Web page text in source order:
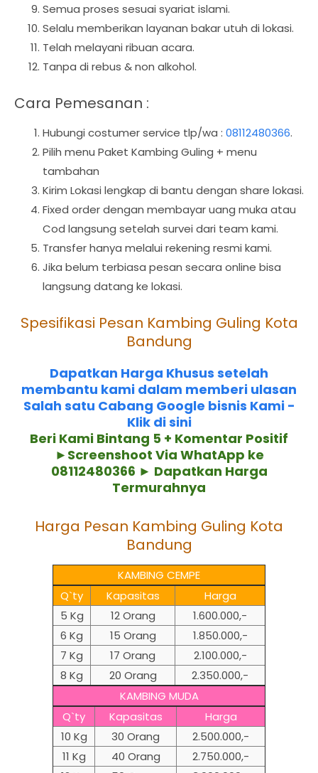
Semua proses sesuai syariat islami.
Selalu memberikan layanan bakar utuh di lokasi.
Telah melayani ribuan acara.
Tanpa di rebus & non alkohol.
Cara Pemesanan :
Hubungi costumer service tlp/wa : 08112480366.
Pilih menu Paket Kambing Guling + menu
tambahan
Kirim Lokasi lengkap di bantu dengan share lokasi.
Fixed order dengan membayar uang muka atau
Cod langsung setelah survei dari team kami.
Transfer hanya melalui rekening resmi kami.
Jika belum terbiasa pesan secara online bisa
langsung datang ke lokasi.
Spesifikasi Pesan Kambing Guling Kota
Bandung
Dapatkan Harga Khusus setelah
membantu kami dalam memberi ulasan
Salah satu Cabang Google bisnis Kami -
Klik di sini
Beri Kami Bintang 5 + Komentar Positif
►Screenshoot Via WhatApp ke
08112480366 ► Dapatkan Harga
Termurahnya
Harga Pesan Kambing Guling Kota
Bandung
KAMBING CEMPE
Q`ty
Kapasitas
Harga
5 Kg
12 Orang
1.600.000,-
6 Kg
15 Orang
1.850.000,-
7 Kg
17 Orang
2.100.000,-
8 Kg
20 Orang
2.350.000,-
KAMBING MUDA
Q`ty
Kapasitas
Harga
10 Kg
30 Orang
2.500.000,-
11 Kg
40 Orang
2.750.000,-